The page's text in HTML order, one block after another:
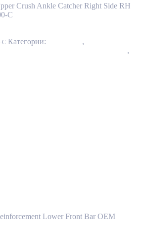
Crush Ankle Catcher Right Side RH
C
C Категории: ,
,
Lower Front Bar OEM